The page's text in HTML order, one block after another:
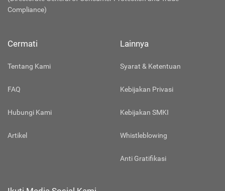
Compliance)
Cermati
Tentang Kami
FAQ
Hubungi Kami
Artikel
Lainnya
Syarat & Ketentuan
Kebijakan Privasi
Kebijakan SMKI
Whistleblowing
Anti Gratifikasi